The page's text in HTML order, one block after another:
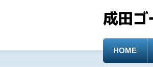
成田ゴ
HOME